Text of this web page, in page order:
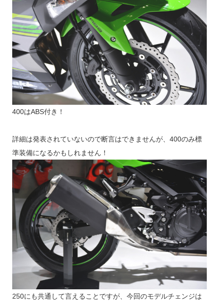
400はABS付き！
詳細は発表されていないので断言はできませんが、400のみ標
準装備になるかもしれません！
250にも共通して言えることですが、今回のモデルチェンジは